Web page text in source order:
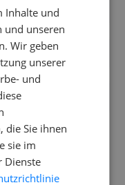
Inhalte und
und unseren
Wir geben
unserer
und
die Sie ihnen
sie im
Dienste